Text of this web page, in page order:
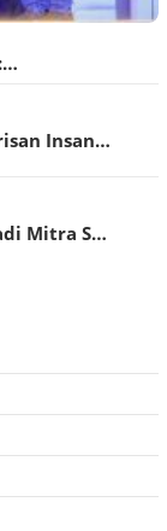
Insan…
Mitra S…